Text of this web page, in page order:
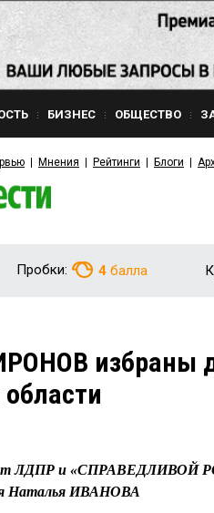
БИЗНЕС ОБЩЕСТВО
Мнения Рейтинги Блоги
Пробки: 4 балла
избраны
от ЛДПР и «СПРАВЕДЛИВОЙ
Наталья ИВАНОВА